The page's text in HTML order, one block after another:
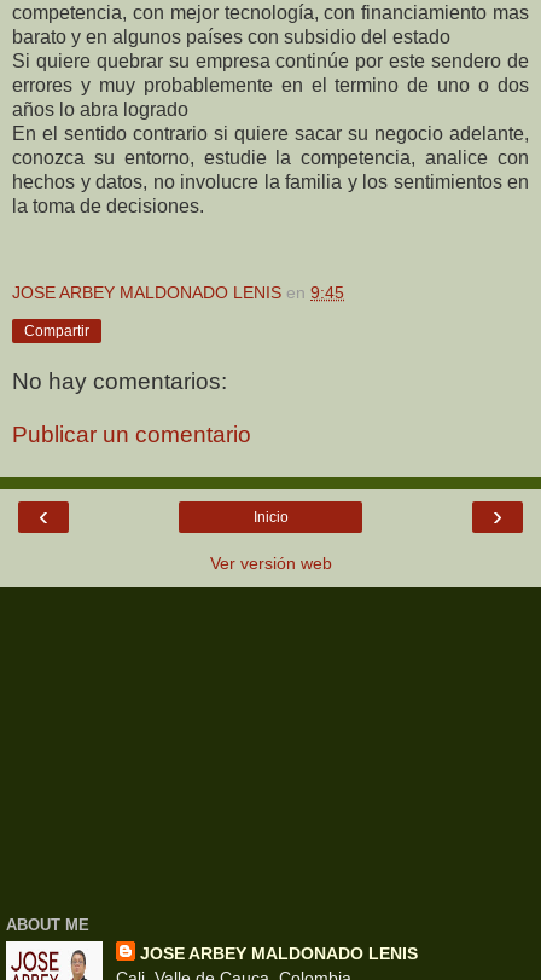
competencia, con mejor tecnología, con financiamiento mas
barato y en algunos países con subsidio del estado
Si quiere quebrar su empresa continúe por este sendero de
errores y muy probablemente en el termino de uno o dos
años lo abra logrado
En el sentido contrario si quiere sacar su negocio adelante,
conozca su entorno, estudie la competencia, analice con
hechos y datos, no involucre la familia y los sentimientos en
la toma de decisiones.
JOSE ARBEY MALDONADO LENIS en 9:45
Compartir
No hay comentarios:
Publicar un comentario
‹ ›
Inicio
Ver versión web
ABOUT ME
JOSE ARBEY MALDONADO LENIS